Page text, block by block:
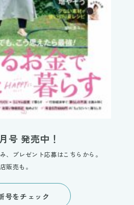
号 発売中！
、プレゼント応募はこちらから。
販売も。
号をチェック